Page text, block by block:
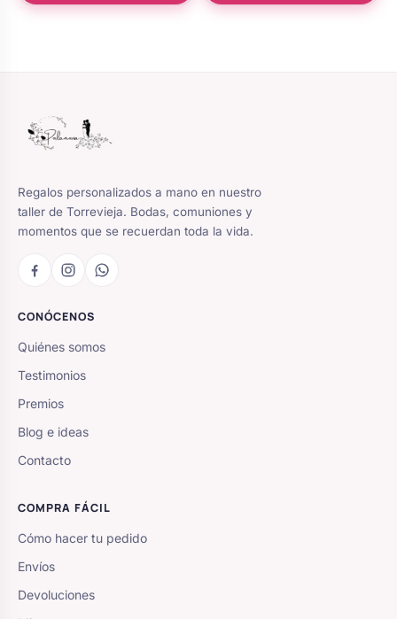
Regalos personalizados a mano en nuestro
taller de Torrevieja. Bodas, comuniones y
momentos que se recuerdan toda la vida.
CONÓCENOS
Quiénes somos
Testimonios
Premios
Blog e ideas
Contacto
COMPRA FÁCIL
Cómo hacer tu pedido
Envíos
Devoluciones